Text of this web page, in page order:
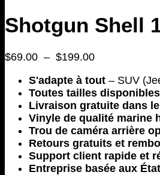
Shotgun Shell
$69.00 – $199.00Plage
prix :
$69.00
à
$199.00
S'adapte à tout – SUV
Toutes tailles disponibles
Livraison gratuite dans
Vinyle de qualité marine
Trou de caméra arrière
Retours gratuits et
Support client rapide et
Entreprise basée aux